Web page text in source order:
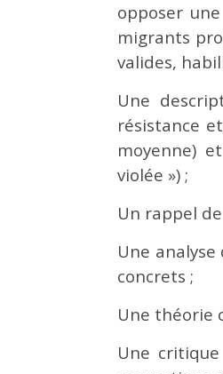
opposer
migrants
valides,
Une
résistance
moyenne)
violée ») ;
Un rappel
Une
concrets ;
Une théorie
Une